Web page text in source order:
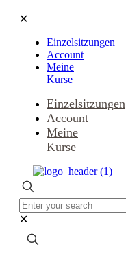
✕
Einzelsitzungen
Account
Meine
Kurse
Einzelsitzungen
Account
Meine
Kurse
✕